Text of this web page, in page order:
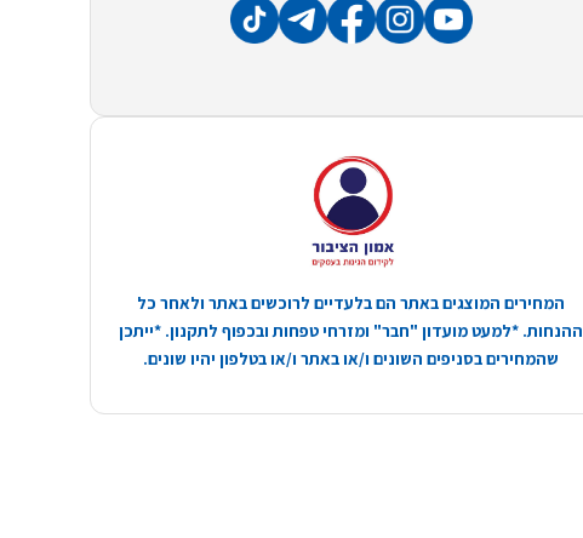
המחירים המוצגים באתר הם בלעדיים לרוכשים באתר ולאחר כל
ההנחות. *למעט מועדון "חבר" ומזרחי טפחות ובכפוף לתקנון. *ייתכן
שהמחירים בסניפים השונים ו/או באתר ו/או בטלפון יהיו שונים.